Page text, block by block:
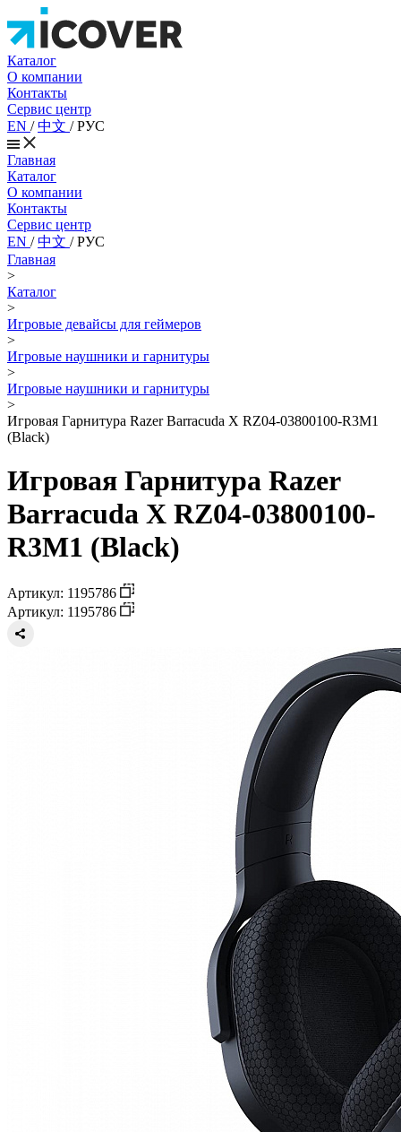
Каталог
О компании
Контакты
Сервис центр
EN /中文 /РУС
Главная
Каталог
О компании
Контакты
Сервис центр
EN /中文 /РУС
Главная
>
Каталог
>
Игровые девайсы для геймеров
>
Игровые наушники и гарнитуры
>
Игровые наушники и гарнитуры
>
Игровая Гарнитура Razer Barracuda X RZ04-03800100-R3M1
(Black)
Игровая Гарнитура Razer
Barracuda X RZ04-03800100-
R3M1 (Black)
Артикул: 1195786
Артикул: 1195786